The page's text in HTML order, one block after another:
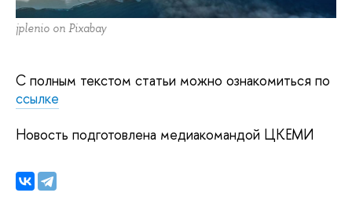
jplenio on Pixabay
С полным текстом статьи можно ознакомиться по
ссылке
Новость подготовлена медиакомандой ЦКЕМИ